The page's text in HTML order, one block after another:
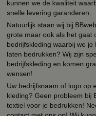
kunnen we de kwaliteit
snelle levering garanderen.
Natuurlijk staan wij bij
grote maar ook als het gaat
bedrijfskleding waarbij we
laten bedrukken? Wij zijn
bedrijfskleding en komen
wensen!
Uw bedrijfsnaam of logo op
kleding? Geen probleem bij
textiel voor je bedrukken!